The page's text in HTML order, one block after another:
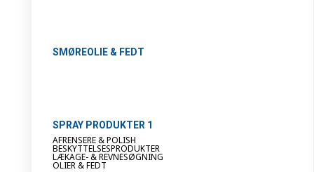
SMØREOLIE & FEDT
SPRAY PRODUKTER 1
AFRENSERE & POLISH
BESKYTTELSESPRODUKTER
LÆKAGE- & REVNESØGNING
OLIER & FEDT